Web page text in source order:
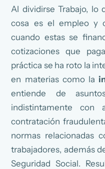
Al dividirse Trabajo, lo
cosa es el empleo y
cuando estas se
cotizaciones que
práctica se ha roto la
en materias como la
entiende de
indistintamente con
contratación
normas relacionadas
trabajadores, además
Seguridad Social.